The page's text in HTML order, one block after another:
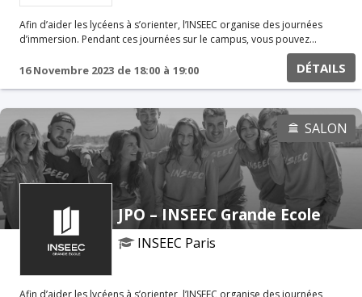
Afin d’aider les lycéens à s’orienter, l’INSEEC organise des journées
d’immersion. Pendant ces journées sur le campus, vous pouvez
assister à certains cours, poser des questions aux étudiants et aux
professeurs. Vous pouvez également participer à des ateliers
étudiants & Alumni Rencontre avec les associations
16 Novembre 2023 de 18:00 à 19:00 DÉTAILS
SALON
JPO – INSEEC Grande Ecole
INSEEC Paris